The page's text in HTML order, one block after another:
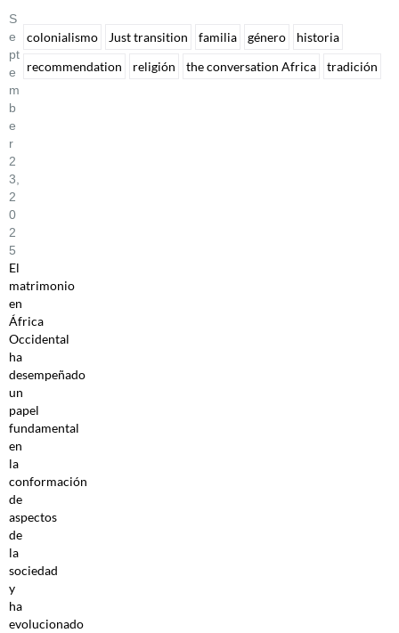
S
E
Pt
E
M
B
E
R
2
3,
2
0
2
5
El
matrimonio
en
África
Occidental
ha
desempeñado
un
papel
fundamental
en
la
conformación
de
aspectos
de
la
sociedad
y
ha
evolucionado
colonialismo Just transition familia género
historia
recommendation
religión the conversation Africa tradición